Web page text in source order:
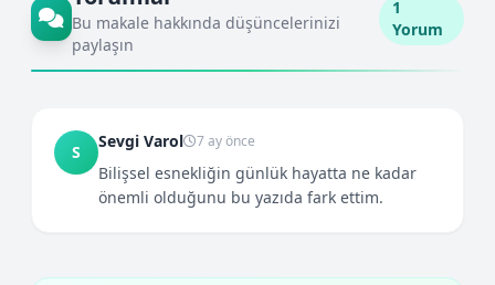
Bu makale hakkında düşüncelerinizi
paylaşın
1
Yorum
S
Sevgi Varol 7 ay önce
Bilişsel esnekliğin günlük hayatta ne kadar
önemli olduğunu bu yazıda fark ettim.